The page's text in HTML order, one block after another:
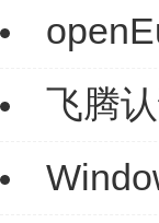
飞腾